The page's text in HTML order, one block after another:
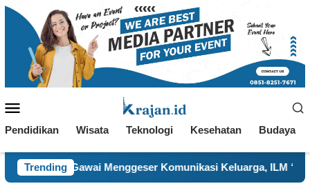
Loncat
Mobile
Pendidikan Wisata Teknologi Kesehatan Budaya
Trending
Gawai Menggeser Komunikasi Keluarga, ILM “Sebelum